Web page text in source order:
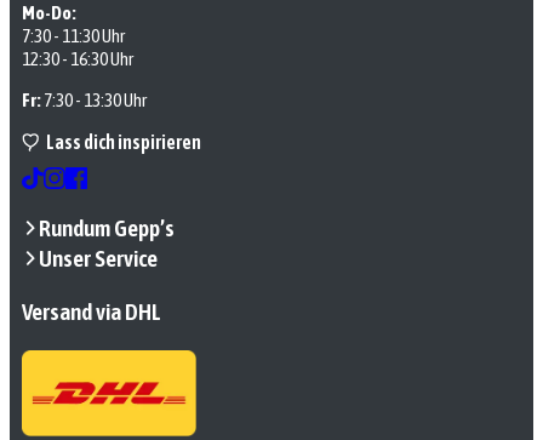
Mo-Do:
7:30 - 11:30 Uhr
12:30 - 16:30 Uhr
Fr:7:30 - 13:30 Uhr
Lass dich inspirieren
Rundum Gepp’s
Unser Service
Versand via DHL